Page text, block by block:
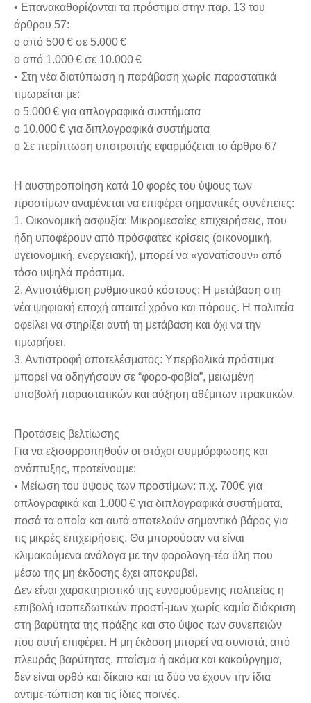
• Επανακαθορίζονται τα πρόστιμα στην παρ. 13 του
άρθρου 57:
o από 500 € σε 5.000 €
o από 1.000 € σε 10.000 €
• Στη νέα διατύπωση η παράβαση χωρίς παραστατικά
τιμωρείται με:
o 5.000 € για απλογραφικά συστήματα
o 10.000 € για διπλογραφικά συστήματα
o Σε περίπτωση υποτροπής εφαρμόζεται το άρθρο 67
Η αυστηροποίηση κατά 10 φορές του ύψους των
προστίμων αναμένεται να επιφέρει σημαντικές συνέπειες:
1. Οικονομική ασφυξία: Μικρομεσαίες επιχειρήσεις, που
ήδη υποφέρουν από πρόσφατες κρίσεις (οικονομική,
υγειονομική, ενεργειακή), μπορεί να «γονατίσουν» από
τόσο υψηλά πρόστιμα.
2. Αντιστάθμιση ρυθμιστικού κόστους: Η μετάβαση στη
νέα ψηφιακή εποχή απαιτεί χρόνο και πόρους. Η πολιτεία
οφείλει να στηρίξει αυτή τη μετάβαση και όχι να την
τιμωρήσει.
3. Αντιστροφή αποτελέσματος: Υπερβολικά πρόστιμα
μπορεί να οδηγήσουν σε “φορο-φοβία”, μειωμένη
υποβολή παραστατικών και αύξηση αθέμιτων πρακτικών.
Προτάσεις βελτίωσης
Για να εξισορροπηθούν οι στόχοι συμμόρφωσης και
ανάπτυξης, προτείνουμε:
• Μείωση του ύψους των προστίμων: π.χ. 700€ για
απλογραφικά και 1.000 € για διπλογραφικά συστήματα,
ποσά τα οποία και αυτά αποτελούν σημαντικό βάρος για
τις μικρές επιχειρήσεις. Θα μπορούσαν να είναι
κλιμακούμενα ανάλογα με την φορολογη-τέα ύλη που
μέσω της μη έκδοσης έχει αποκρυβεί.
Δεν είναι χαρακτηριστικό της ευνομούμενης πολιτείας η
επιβολή ισοπεδωτικών προστί-μων χωρίς καμία διάκριση
στη βαρύτητα της πράξης και στο ύψος των συνεπειών
που αυτή επιφέρει. Η μη έκδοση μπορεί να συνιστά, από
πλευράς βαρύτητας, πταίσμα ή ακόμα και κακούργημα,
δεν είναι ορθό και δίκαιο και τα δύο να έχουν την ίδια
αντιμε-τώπιση και τις ίδιες ποινές.